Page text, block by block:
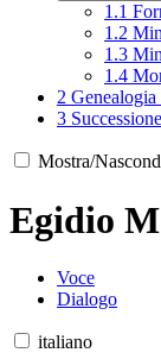
1.1
1.2
1.3
1.4
2 Genealogia
3
Mostra/
Egidio
Voce
Dialogo
italiano